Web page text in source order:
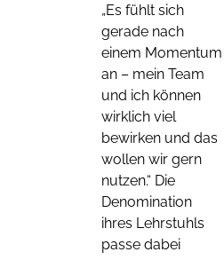
„Es fühlt sich
gerade nach
einem Momentum
an – mein Team
und ich können
wirklich viel
bewirken und das
wollen wir gern
nutzen.“ Die
Denomination
ihres Lehrstuhls
passe dabei